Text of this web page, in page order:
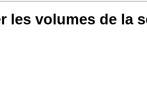
les volumes de la